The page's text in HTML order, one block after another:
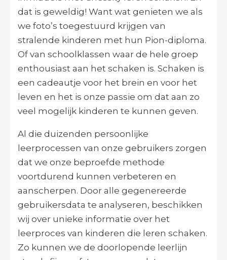
dat is geweldig! Want wat genieten we als
we foto’s toegestuurd krijgen van
stralende kinderen met hun Pion-diploma.
Of van schoolklassen waar de hele groep
enthousiast aan het schaken is. Schaken is
een cadeautje voor het brein en voor het
leven en het is onze passie om dat aan zo
veel mogelijk kinderen te kunnen geven.
Al die duizenden persoonlijke
leerprocessen van onze gebruikers zorgen
dat we onze beproefde methode
voortdurend kunnen verbeteren en
aanscherpen. Door alle gegenereerde
gebruikersdata te analyseren, beschikken
wij over unieke informatie over het
leerproces van kinderen die leren schaken.
Zo kunnen we de doorlopende leerlijn